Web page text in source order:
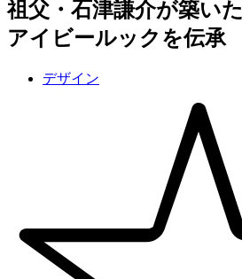
祖父・石津謙介が築いた
アイビールックを伝承
デザイン